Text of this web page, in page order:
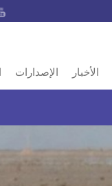
الأخبار الإصدارات